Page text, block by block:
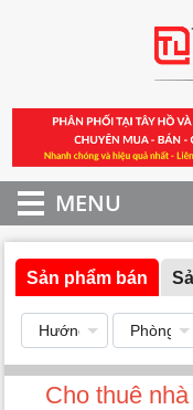
MENU
Sản phẩm bán
Cho thuê